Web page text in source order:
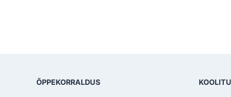
ÕPPEKORRALDUS